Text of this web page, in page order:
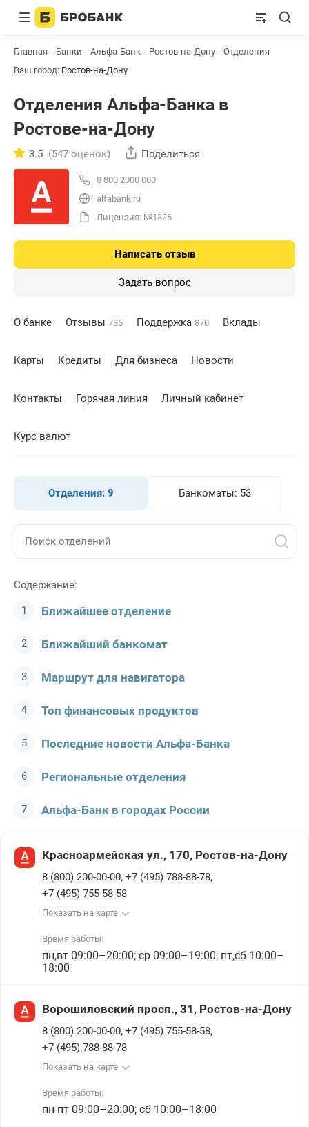
Главная Банки Альфа-Банк Ростов-на-Дону
Отделения
Ваш город: Ростов-на-Дону
Отделения Альфа-Банкa в
Ростове-на-Дону
8 800 2000 000
alfabank.ru
Лицензия: №1326
3.5 (547 оценок) Поделиться
Написать отзыв
Задать вопрос
О банке Отзывы 735 Поддержка 870 Вклады
Карты Кредиты Для бизнеса Новости
Контакты Горячая линия Личный кабинет
Курс валют
Отделения: 9 Банкоматы: 53
Содержание:
Ближайшее отделение
Ближайший банкомат
Маршрут для навигатора
Топ финансовых продуктов
Последние новости Альфа-Банкa
Региональные отделения
Альфа-Банк в городах России
Красноармейская ул., 170, Ростов-на-Дону
8 (800) 200-00-00, +7 (495) 788-88-78,
+7 (495) 755-58-58
Показать на карте
Время работы:
пн,вт 09:00–20:00; ср 09:00–19:00; пт,сб 10:00–
18:00
Ворошиловский просп., 31, Ростов-на-Дону
8 (800) 200-00-00, +7 (495) 755-58-58,
+7 (495) 788-88-78
Показать на карте
Время работы:
пн-пт 09:00–20:00; сб 10:00–18:00